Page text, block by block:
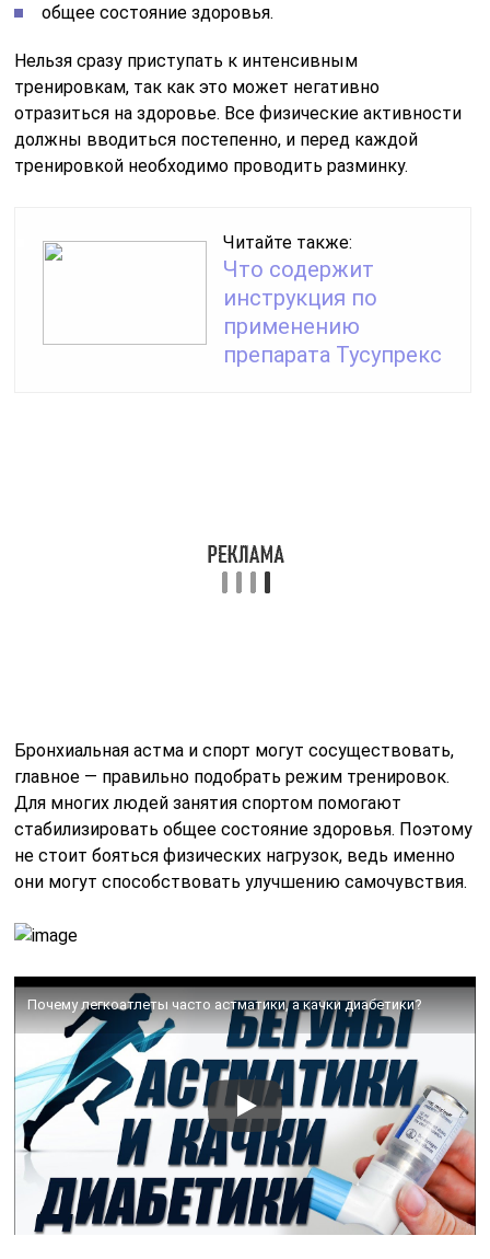
препарата Тусупрекс
Бронхиальная астма и спорт могут сосуществовать,
главное — правильно подобрать режим тренировок.
Для многих людей занятия спортом помогают
стабилизировать общее состояние здоровья. Поэтому
Почему легкоатлеты часто астматики, а качки диабетики?
учитывать индивидуальные особенности и следовать
определённым рекомендациям, чтобы избежать
обострений и обеспечить безопасность во время
тренировок.
1. Консультация с врачом:
проконсультироваться с врачом. Специалист поможет
оценить степень контроля над заболеванием и даст
рекомендации по выбору подходящих видов спорта.
2. Выбор подходящего вида спорта:Некоторые
виды физической активности могут быть более
подходящими для людей с астмой. Например,
плавание, йога и ходьба считаются безопасными и
полезными. Эти виды спорта помогают развивать
выносливость и улучшают дыхательную функцию, не
вызывая чрезмерной нагрузки на дыхательные пути.